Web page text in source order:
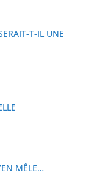
T-IL UNE
MÊLE…